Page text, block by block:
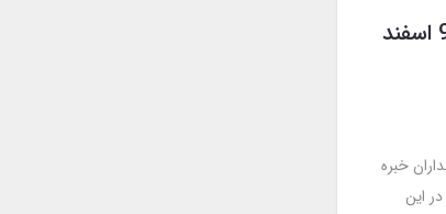
هزار داستان حسابداری | قسمت (10): دورهمی در ویلا | 9 اسفند
خبره
این